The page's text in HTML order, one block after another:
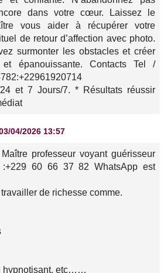
dans votre cœur. Laissez le
vous aider à récupérer votre
de retour d’affection avec photo.
surmonter les obstacles et créer
épanouissante. Contacts Tel /
et 7 Jours/7. * Résultats réussir
04/2026 13:57
professeur voyant guérisseur
:+229 60 66 37 82 WhatsApp est
de richesse comme.
hypnotisant. etc……